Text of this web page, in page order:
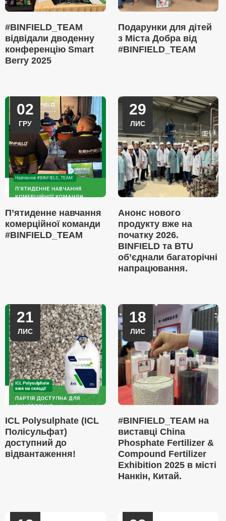
#BINFIELD_TEAM
відвідали дводенну
конференцію Smart
Berry 2025
Подарунки для дітей
з Міста Добра від
#BINFIELD_TEAM
02
ГРУ
П’ятиденне навчання
комерційної команди
#BINFIELD_TEAM
29
ЛИС
Анонс нового
продукту вже на
початку 2026.
BINFIELD та BTU
об’єднали багаторічні
напрацювання.
21
ЛИС
ICL Polysulphate (ICL
Полісульфат)
доступний до
відвантаження!
18
ЛИС
#BINFIELD_TEAM на
виставці China
Phosphate Fertilizer &
Compound Fertilizer
Exhibition 2025 в місті
Нанкін, Китай.